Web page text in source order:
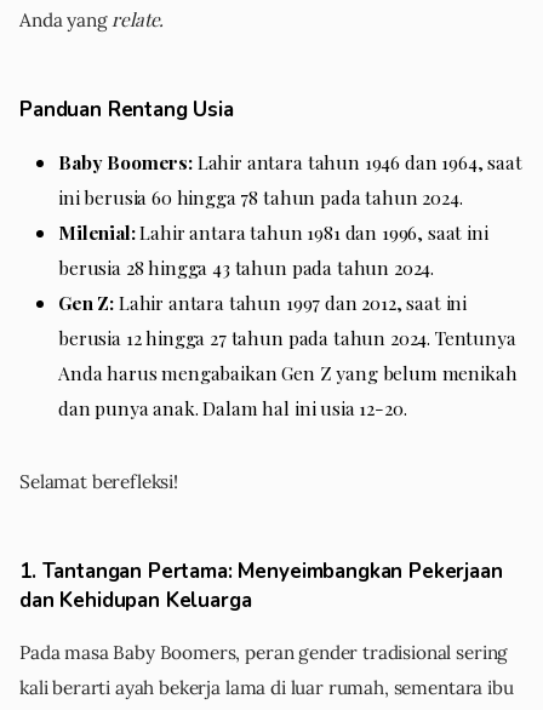
Anda yangrelate.
Panduan Rentang Usia
Baby Boomers:Lahir antara tahun 1946 dan 1964, saat
ini berusia 60 hingga 78 tahun pada tahun 2024.
Milenial:Lahir antara tahun 1981 dan 1996, saat ini
berusia 28 hingga 43 tahun pada tahun 2024.
Gen Z:Lahir antara tahun 1997 dan 2012, saat ini
berusia 12 hingga 27 tahun pada tahun 2024. Tentunya
Anda harus mengabaikan Gen Z yang belum menikah
dan punya anak. Dalam hal ini usia 12-20.
Selamat berefleksi!
1. Tantangan Pertama: Menyeimbangkan Pekerjaan
dan Kehidupan Keluarga
Pada masa Baby Boomers, peran gender tradisional sering
kali berarti ayah bekerja lama di luar rumah, sementara ibu